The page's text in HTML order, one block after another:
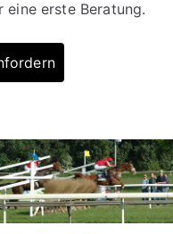
eine erste Beratung.